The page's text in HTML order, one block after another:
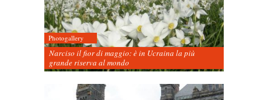
Photogallery
Narciso il fior di maggio: è in Ucraina la più
grande riserva al mondo